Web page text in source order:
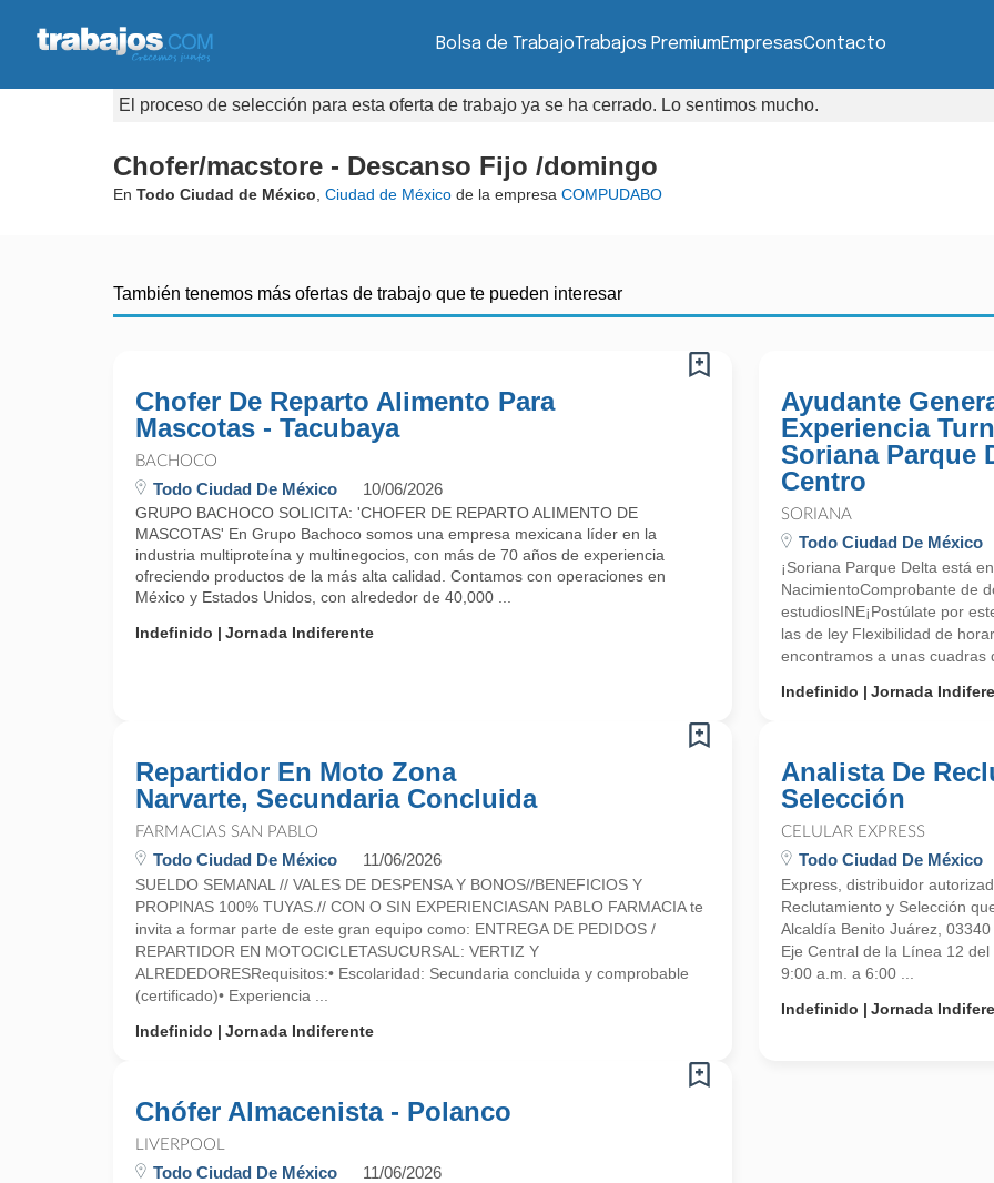
Bolsa de TrabajoTrabajos PremiumEmpresasContacto
El proceso de selección para esta oferta de trabajo ya se ha cerrado. Lo sentimos mucho.
Chofer/macstore - Descanso Fijo /domingo
En Todo Ciudad de México Ciudad de México de la empresa COMPUDABO
También tenemos más ofertas de trabajo que te pueden interesar
Chofer De Reparto Alimento Para
Mascotas - Tacubaya
BACHOCO
Todo Ciudad De México 10/06/2026
GRUPO BACHOCO SOLICITA: 'CHOFER DE REPARTO ALIMENTO DE
MASCOTAS' En Grupo Bachoco somos una empresa mexicana líder en la
industria multiproteína y multinegocios, con más de 70 años de experiencia
ofreciendo productos de la más alta calidad. Contamos con operaciones en
México y Estados Unidos, con alrededor de 40,000 ...
Indefinido
Jornada Indiferente
Ayudante
Experiencia
Soriana Parque
Centro
SORIANA
Todo Ciudad De México
¡Soriana Parque Delta está
NacimientoComprobante de
estudiosINE¡Postúlate por
las de ley Flexibilidad de
encontramos a unas cuadras
Indefinido
Jornada
Repartidor En Moto Zona
Narvarte, Secundaria Concluida
FARMACIAS SAN PABLO
Todo Ciudad De México 11/06/2026
SUELDO SEMANAL // VALES DE DESPENSA Y BONOS//BENEFICIOS Y
PROPINAS 100% TUYAS.// CON O SIN EXPERIENCIASAN PABLO FARMACIA te
invita a formar parte de este gran equipo como: ENTREGA DE PEDIDOS /
REPARTIDOR EN MOTOCICLETASUCURSAL: VERTIZ Y
ALREDEDORESRequisitos:• Escolaridad: Secundaria concluida y comprobable
(certificado)• Experiencia ...
Indefinido
Jornada Indiferente
Analista De
Selección
CELULAR EXPRESS
Todo Ciudad De México
Express, distribuidor
Reclutamiento y Selección
Alcaldía Benito Juárez,
Eje Central de la Línea 12
9:00 a.m. a 6:00 ...
Indefinido
Jornada
Chófer Almacenista - Polanco
LIVERPOOL
Todo Ciudad De México 11/06/2026